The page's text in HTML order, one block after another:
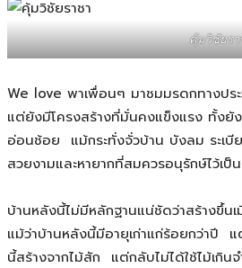
คุ้มวิชัยรา
We love พาเพื่อนๆ มาชมมรดกทางปร
แต่ยังมีโครงสร้างที่มั่นคงแข็งแรง ทั้งยั
อ่อนช้อย แม้กระทั่งจั่วบ้าน บังลม ระเบี
สวยงามและหายากที่สมควรอนุรั
บ้านหลังนี้ไม่มีหลักฐานแน่ชัดว่าสร้างขึ้
แม้ว่าบ้านหลังนี้มีอายุเก่าแก่ร้อยกว่าปี
นี้สร้างจากไม้สัก แต่กลับไม่ได้ใช้ไม้เกิ